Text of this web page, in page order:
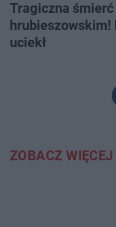
Tragiczna
hrubieszowskim!
uciekł
ZOBACZ WIĘCEJ